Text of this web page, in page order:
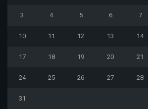
3 4 5 6 7
10 11 12 13 14
17 18 19 20 21
24 25 26 27 28
31